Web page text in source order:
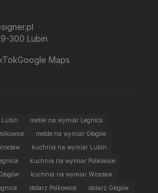
300 Lubin
Google Maps
Lubin
meble na wymiar Legnica
meble na wymiar Głogów
kuchnia na wymiar Lubin
kuchnia na wymiar Polkowice
kuchnia na wymiar Wrocław
stolarz Polkowice
stolarz Głogów